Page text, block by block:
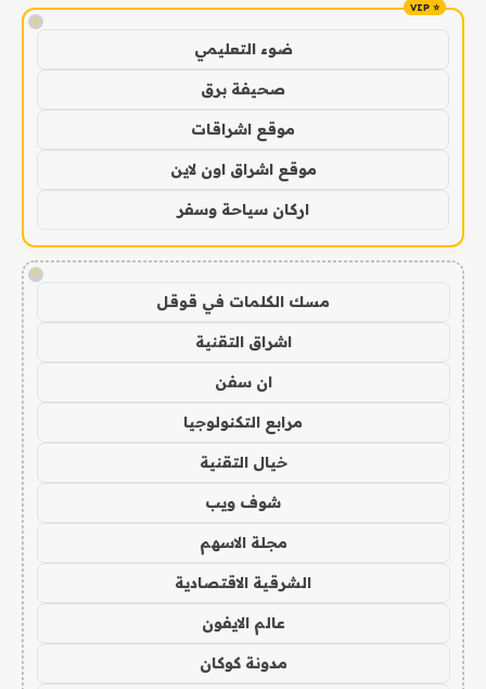
!
ضوء التعليمي
صحيفة برق
موقع اشراقات
موقع اشراق اون لاين
اركان سياحة وسفر
!
مسك الكلمات في قوقل
اشراق التقنية
ان سفن
مرابع التكنولوجيا
خيال التقنية
شوف ويب
مجلة الاسهم
الشرقية الاقتصادية
عالم الايفون
مدونة كوكان